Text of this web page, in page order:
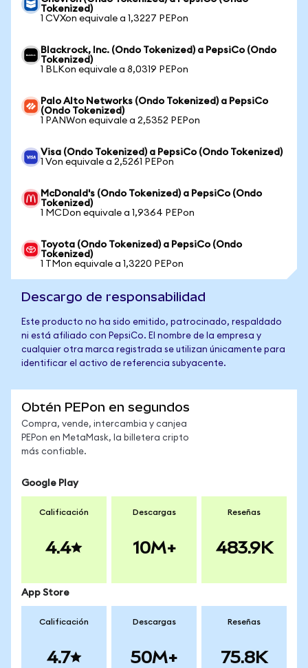
Tokenized)
1 CVXon equivale a 1,3227 PEPon
Blackrock, Inc. (Ondo Tokenized) a PepsiCo (Ondo
Tokenized)
1 BLKon equivale a 8,0319 PEPon
Palo Alto Networks (Ondo Tokenized) a PepsiCo
(Ondo Tokenized)
1 PANWon equivale a 2,5352 PEPon
Visa (Ondo Tokenized) a PepsiCo (Ondo Tokenized)
1 Von equivale a 2,5261 PEPon
McDonald's (Ondo Tokenized) a PepsiCo (Ondo
Tokenized)
1 MCDon equivale a 1,9364 PEPon
Toyota (Ondo Tokenized) a PepsiCo (Ondo
Tokenized)
1 TMon equivale a 1,3220 PEPon
Descargo de responsabilidad
Este producto no ha sido emitido, patrocinado, respaldado
ni está afiliado con PepsiCo. El nombre de la empresa y
cualquier otra marca registrada se utilizan únicamente para
identificar el activo de referencia subyacente.
Obtén PEPon en segundos
Compra, vende, intercambia y canjea
PEPon en MetaMask, la billetera cripto
más confiable.
Google Play
Calificación
4.4
Descargas
10M+
Reseñas
483.9K
App Store
Calificación
4.7
Descargas
50M+
Reseñas
75.8K